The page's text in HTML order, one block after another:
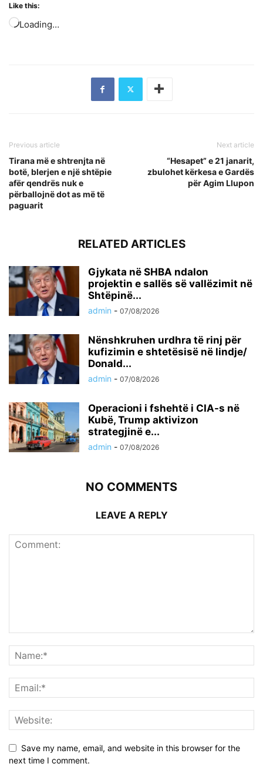
Like this:
Loading…
Previous article
Tirana më e shtrenjta në
botë, blerjen e një shtëpie
afër qendrës nuk e
përballojnë dot as më të
paguarit
Next article
“Hesapet” e 21 janarit,
zbulohet kërkesa e Gardës
për Agim Llupon
RELATED ARTICLES
Gjykata në SHBA ndalon
projektin e sallës së vallëzimit në
Shtëpinë...
admin - 07/08/2026
Nënshkruhen urdhra të rinj për
kufizimin e shtetësisë në lindje/
Donald...
admin - 07/08/2026
Operacioni i fshehtë i CIA-s në
Kubë, Trump aktivizon
strategjinë e...
admin - 07/08/2026
NO COMMENTS
LEAVE A REPLY
Save my name, email, and website in this browser for the
next time I comment.